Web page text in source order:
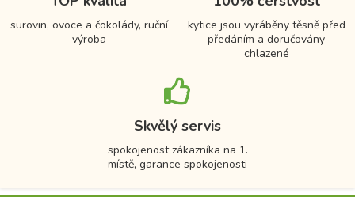
surovin, ovoce a čokolády, ruční
výroba
kytice jsou vyráběny těsně před
předáním a doručovány
chlazené
Skvělý servis
spokojenost zákazníka na 1.
místě, garance spokojenosti